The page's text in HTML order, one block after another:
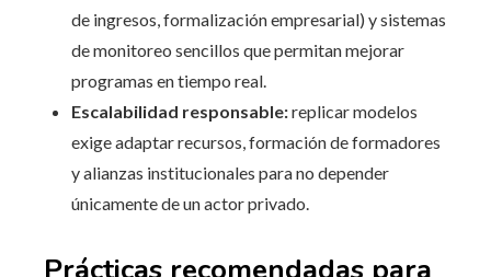
de ingresos, formalización empresarial) y sistemas
de monitoreo sencillos que permitan mejorar
programas en tiempo real.
Escalabilidad responsable:replicar modelos
exige adaptar recursos, formación de formadores
y alianzas institucionales para no depender
únicamente de un actor privado.